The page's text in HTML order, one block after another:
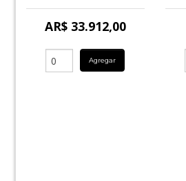
AR$ 33.912,00
Agregar